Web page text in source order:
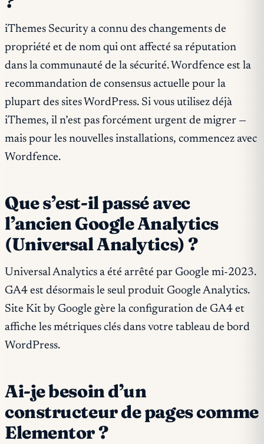
iThemes Security a connu des changements de
propriété et de nom qui ont affecté sa réputation
dans la communauté de la sécurité. Wordfence est la
recommandation de consensus actuelle pour la
plupart des sites WordPress. Si vous utilisez déjà
iThemes, il n’est pas forcément urgent de migrer —
mais pour les nouvelles installations, commencez avec
Wordfence.
Que s’est-il passé avec
l’ancien Google Analytics
(Universal Analytics) ?
Universal Analytics a été arrêté par Google mi-2023.
GA4 est désormais le seul produit Google Analytics.
Site Kit by Google gère la configuration de GA4 et
affiche les métriques clés dans votre tableau de bord
WordPress.
Ai-je besoin d’un
constructeur de pages comme
Elementor ?